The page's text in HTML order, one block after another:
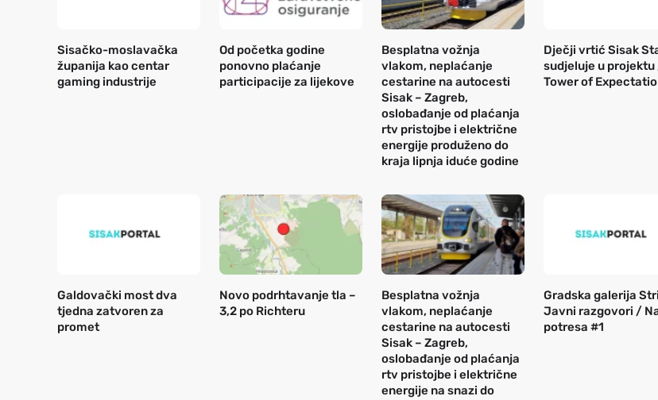
Sisačko-moslavačka
županija kao centar
gaming industrije
Od početka godine
ponovno plaćanje
participacije za lijekove
Besplatna vožnja
vlakom, neplaćanje
cestarine na autocesti
Sisak – Zagreb,
oslobađanje od plaćanja
rtv pristojbe i električne
energije produženo do
kraja lipnja iduće godine
Dječji vrtić Sisak
sudjeluje u projektu
Tower of
Galdovački most dva
tjedna zatvoren za
promet
Novo podrhtavanje tla –
3,2 po Richteru
Besplatna vožnja
vlakom, neplaćanje
cestarine na autocesti
Sisak – Zagreb,
oslobađanje od plaćanja
rtv pristojbe i električne
energije na snazi do
Gradska galerija
Javni razgovori /
potresa #1